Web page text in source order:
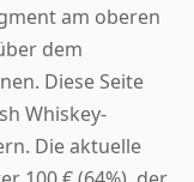
am oberen
dem
Diese Seite
Whiskey-
Die aktuelle